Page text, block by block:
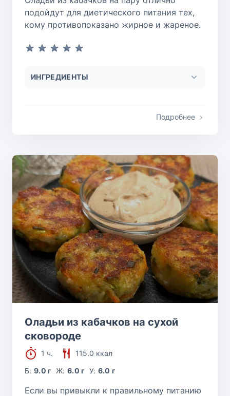
подойдут для диетического питания тех,
кому противопоказано жирное и жареное.
ИНГРЕДИЕНТЫ
Подробнее
Оладьи из кабачков на сухой
сковороде
1 ч.
115.0 ккал
Б:9.0 г Ж: 6.0 г У: 6.0 г
Если вы привыкли к правильному питанию